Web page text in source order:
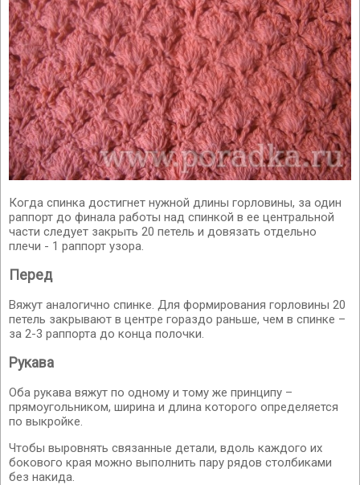
Когда спинка достигнет нужной длины горловины, за один
раппорт до финала работы над спинкой в ее центральной
части следует закрыть 20 петель и довязать отдельно
плечи - 1 раппорт узора.
Перед
Вяжут аналогично спинке. Для формирования горловины 20
петель закрывают в центре гораздо раньше, чем в спинке –
за 2-3 раппорта до конца полочки.
Рукава
Оба рукава вяжут по одному и тому же принципу –
прямоугольником, ширина и длина которого определяется
по выкройке.
Чтобы выровнять связанные детали, вдоль каждого их
бокового края можно выполнить пару рядов столбиками
без накида.